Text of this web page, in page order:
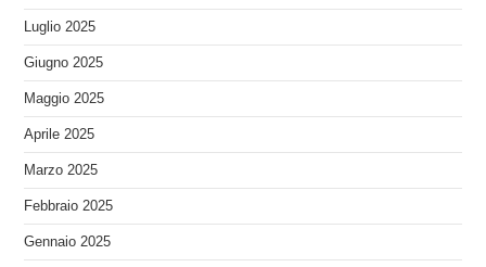
Luglio 2025
Giugno 2025
Maggio 2025
Aprile 2025
Marzo 2025
Febbraio 2025
Gennaio 2025